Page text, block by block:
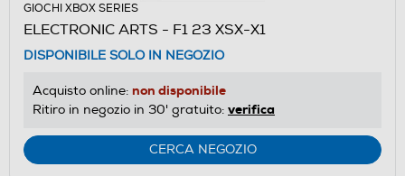
GIOCHI XBOX SERIES
ELECTRONIC ARTS - F1 23 XSX-X1
DISPONIBILE SOLO IN NEGOZIO
Acquisto online: non disponibile
Ritiro in negozio in 30' gratuito: verifica
CERCA NEGOZIO